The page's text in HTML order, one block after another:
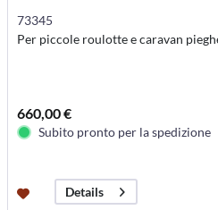
73345
Per piccole roulotte e caravan
660,00 €
Subito pronto per la spedizione
Details